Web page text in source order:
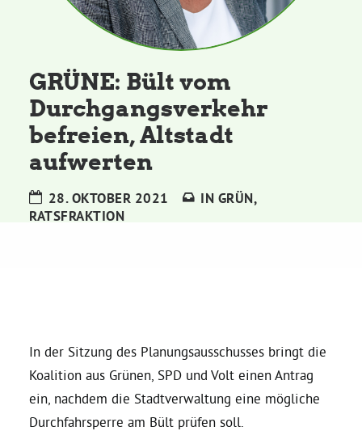
Kommissionen
Grünes Zentrum
Personen
Sylvia Rietenberg, MdB
Robin Korte, MdL
Daniel Freund, MdEP
GRÜNE: Bült vom
Durchgangsverkehr
befreien, Altstadt
aufwerten
28. OKTOBER 2021 IN GRÜN,
RATSFRAKTION
In der Sitzung des Planungsausschusses bringt die
Koalition aus Grünen, SPD und Volt einen Antrag
ein, nachdem die Stadtverwaltung eine mögliche
Durchfahrsperre am Bült prüfen soll.